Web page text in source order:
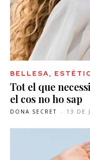
BELLESA,
Tot el que
el cos no ho sap
DONA SECRET - 13 DE